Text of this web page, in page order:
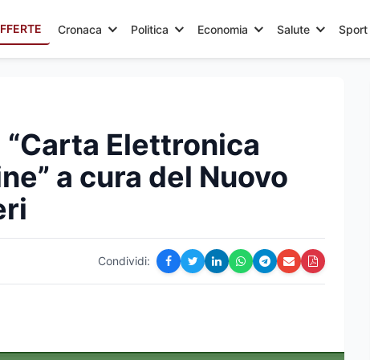
Cronaca Politica Economia Salute Sport
Elettronica
a cura del Nuovo
Condividi: